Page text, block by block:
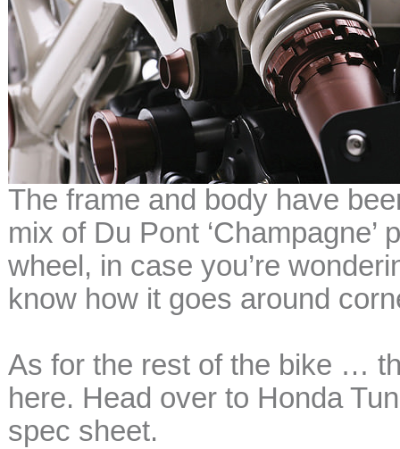
The frame and body have
mix of Du Pont
wheel, in case you’re
know how it goes around
As for the rest of the bike …
here. Head over to Honda
spec sheet.